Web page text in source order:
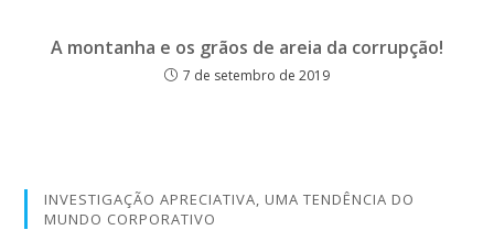
A montanha e os grãos de areia da corrupção!
7 de setembro de 2019
INVESTIGAÇÃO APRECIATIVA, UMA TENDÊNCIA DO
MUNDO CORPORATIVO